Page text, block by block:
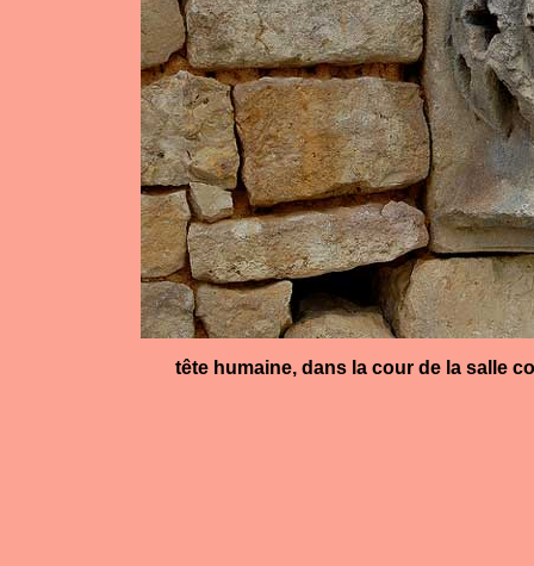
tête humaine, dans la cour de la salle